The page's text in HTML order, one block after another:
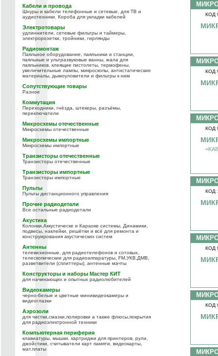
Кабели и провода
Шнуры и кабели телефонные и сетевые, для ТВ и
аудиотехники. Короба для укладки кабелей
Электротовары
удлиннители, сетевые фильтры и таймеры,
электророзетки, тройники, гирлянды
Радиомонтаж
Паяльное оборудование, паяльники и станции,
паяльные и ультразвуковые ванны, жала для
паяльников, клеящие пистолеты, термофены,
увеличительные лампы, микроскопы, антистатические
материалы, дымоуловители и фильтры к ним
Сопутствующие товары
Разное
Коммутация
Переходники, гнёзда, штекеры, разъёмы,
переключатели
Микросхемы отечественные
Микросхемы отечественные
Микросхемы импортные
Микросхемы импортные
Транзисторы отечественные
Транзисторы отечественные
Транзисторы импортные
Транзисторы импортные
Пульты
Пульты дистанционного управления
Прочие радиодетали
Все остальные радиодетали
Акустика
Колонки,Аккустическе и Караоке системы, Динамики,
подвесы, наклейки, решётки и всё для ремонта и
конструирования акустических систем
Антенны
телевизионные, для радиотелефонов и сотовых,
телескопические для радиоаппаратуры, FM,УКВ,ДМВ,
разветвители (сплиттеры), антенные мачты
Конструкторы и наборы Мастер КИТ
для начинающих и опытных радиолюбителей
Видеокамеры
черно-белые и цветные минивидеокамеры и
видеоглазки
Аэрозоли
для чистки,смазки,полировки а также флюсы,покрытия
для радиоэлектронной техники
Компьютерная периферия
клавиатуры, мышки, картриджи для принтеров, рули,
джойстики, считыватели карт памяти, видеокарты,
мат.платы
КОД
КОД
КОД
КОД
КОД
КОД